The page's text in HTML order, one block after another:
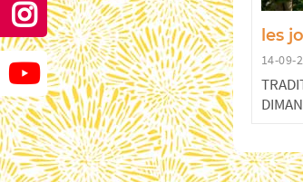
les
14-09-